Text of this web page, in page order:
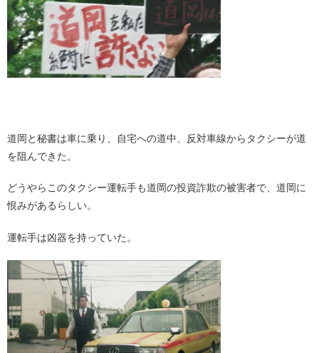
道岡と秘書は車に乗り、自宅への道中、反対車線からタクシーが道
を阻んできた。
どうやらこのタクシー運転手も道岡の投資詐欺の被害者で、道岡に
恨みがあるらしい。
運転手は凶器を持っていた。